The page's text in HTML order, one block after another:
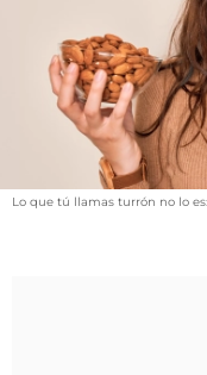
VÍDEOS
CONTACTAR
FIESTAS EN EL ALTO
FIESTAS DE SAN
Lo que tú llamas turrón no lo